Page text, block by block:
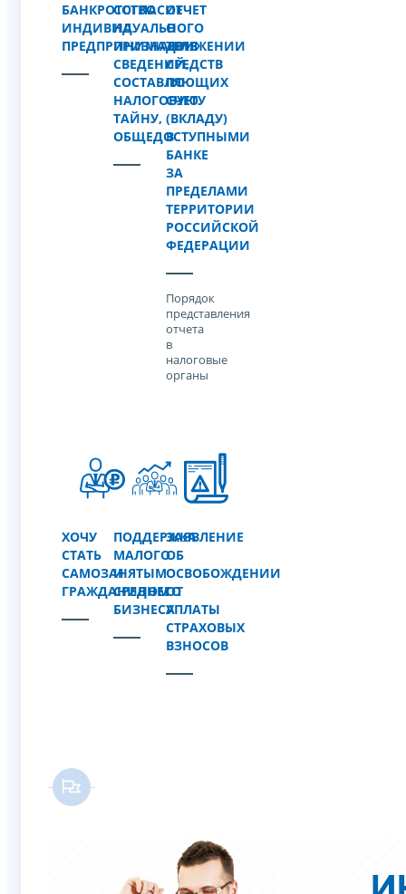
БАНКРОТСТВО
ИНДИВИДУАЛЬНОГО
ПРЕДПРИНИМАТЕЛЯ
СОГЛАСИЕ
НА
ПРИЗНАНИЕ
СВЕДЕНИЙ,
СОСТАВЛЯЮЩИХ
НАЛОГОВУЮ
ТАЙНУ,
ОБЩЕДОСТУПНЫМИ
ОТЧЕТ
О
ДВИЖЕНИИ
СРЕДСТВ
ПО
СЧЕТУ
(ВКЛАДУ)
В
БАНКЕ
ЗА
ПРЕДЕЛАМИ
ТЕРРИТОРИИ
РОССИЙСКОЙ
ФЕДЕРАЦИИ
Порядок
представления
отчета
в
налоговые
органы
ХОЧУ
СТАТЬ
САМОЗАНЯТЫМ
ГРАЖДАНИНОМ
ПОДДЕРЖКА
МАЛОГО
И
СРЕДНЕГО
БИЗНЕСА
ЗАЯВЛЕНИЕ
ОБ
ОСВОБОЖДЕНИИ
ОТ
УПЛАТЫ
СТРАХОВЫХ
ВЗНОСОВ